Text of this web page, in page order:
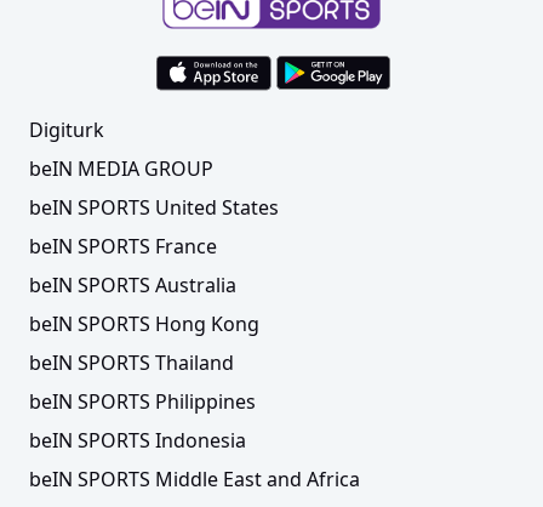
Digiturk
beIN MEDIA GROUP
beIN SPORTS United States
beIN SPORTS France
beIN SPORTS Australia
beIN SPORTS Hong Kong
beIN SPORTS Thailand
beIN SPORTS Philippines
beIN SPORTS Indonesia
beIN SPORTS Middle East and Africa